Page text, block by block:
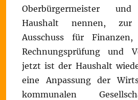
Oberbürgermeister
Haushalt nennen,
Ausschuss für Finanzen,
Rechnungsprüfung und
jetzt ist der Haushalt
eine Anpassung der
kommunalen